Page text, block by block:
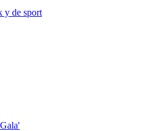
y de sport